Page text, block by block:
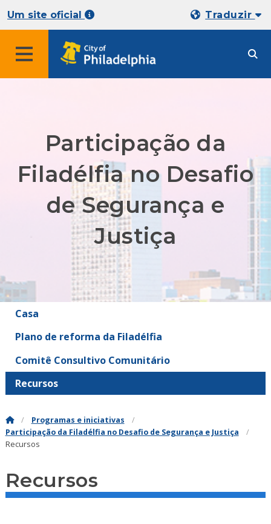
Um site oficial Traduzir
Participação da
Filadélfia no Desafio
de Segurança e
Justiça
Casa
Plano de reforma da Filadélfia
Comitê Consultivo Comunitário
Recursos
Programas e iniciativas
Participação da Filadélfia no Desafio de Segurança e Justiça
Recursos
Recursos